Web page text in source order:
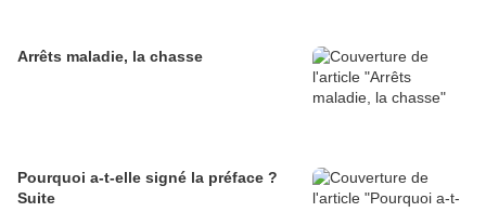
Arrêts maladie, la chasse
Pourquoi a-t-elle signé la préface ?
Suite